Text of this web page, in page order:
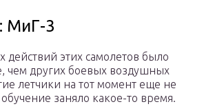
МиГ-3
действий этих самолетов было
чем других боевых воздушных
летчики на тот момент еще не
заняло какое-то время.